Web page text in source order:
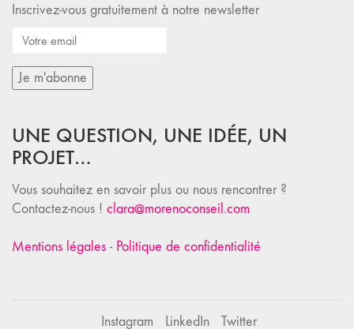
Inscrivez-vous gratuitement à notre newsletter
UNE QUESTION, UNE IDÉE, UN
PROJET…
Vous souhaitez en savoir plus ou nous rencontrer ?
Contactez-nous ! clara@morenoconseil.com
Mentions légales - Politique de confidentialité
Instagram LinkedIn Twitter